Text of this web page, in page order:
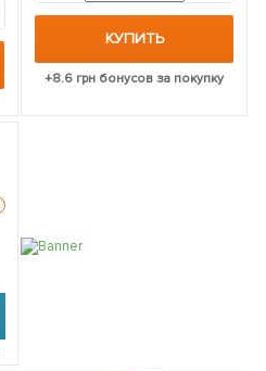
КУПИТЬ
+8.6грн бонусов за покупку